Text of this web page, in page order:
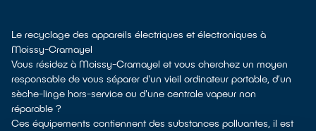
Le recyclage des appareils électriques et électroniques à
Moissy-Cramayel
Vous résidez à Moissy-Cramayel et vous cherchez un moyen
responsable de vous séparer d'un vieil ordinateur portable, d’un
sèche-linge hors-service ou d'une centrale vapeur non
réparable ?
Ces équipements contiennent des substances polluantes, il est